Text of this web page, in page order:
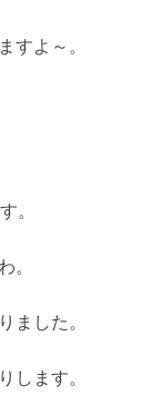
すよ～。
。
。
ました。
します。